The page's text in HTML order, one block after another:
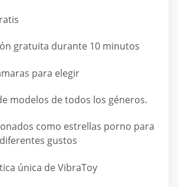
gratuita durante 10 minutos
para elegir
modelos de todos los géneros.
como estrellas porno para
gustos
única de VibraToy